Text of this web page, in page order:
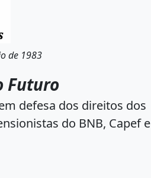
de 1983
Futuro
defesa dos direitos dos
do BNB, Capef e